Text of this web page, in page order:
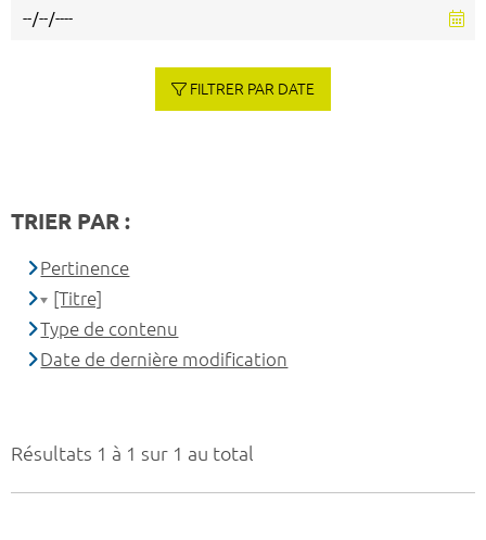
Résultats 1 à 1 sur 1 au total
FILTRER PAR DATE
TRIER PAR :
Pertinence
[Titre]
Type de contenu
Date de dernière modification